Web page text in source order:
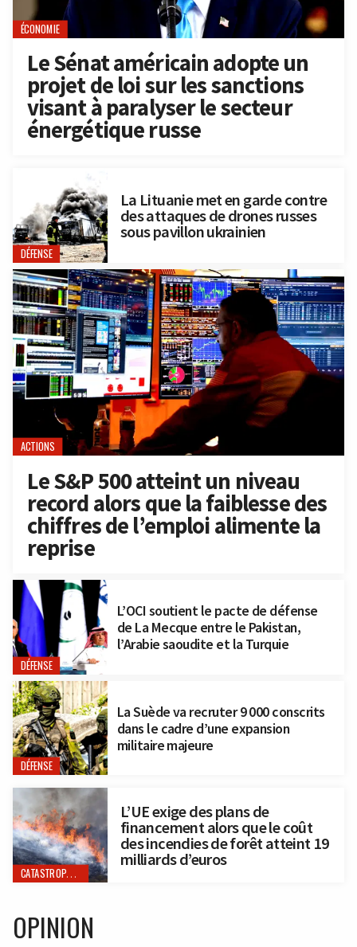
ÉCONOMIE
Le Sénat américain adopte un
projet de loi sur les sanctions
visant à paralyser le secteur
énergétique russe
DÉFENSE
La Lituanie met en garde contre
des attaques de drones russes
sous pavillon ukrainien
ACTIONS
Le S&P 500 atteint un niveau
record alors que la faiblesse des
chiffres de l’emploi alimente la
reprise
DÉFENSE
L’OCI soutient le pacte de défense
de La Mecque entre le Pakistan,
l’Arabie saoudite et la Turquie
DÉFENSE
La Suède va recruter 9 000 conscrits
dans le cadre d’une expansion
militaire majeure
CATASTROPHES NATURELLES
L’UE exige des plans de
financement alors que le coût
des incendies de forêt atteint 19
milliards d’euros
OPINION